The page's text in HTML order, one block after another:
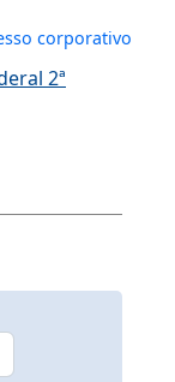
de
corporativo
2ª